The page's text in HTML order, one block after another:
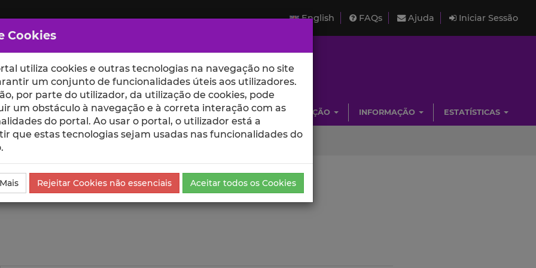
English FAQs Ajuda Iniciar Sessão
ESCOLAS UNIDADES INVESTIGAÇÃO INFORMAÇÃO ESTATÍSTICAS
Visualizações
Cookies
utiliza cookies e outras tecnologias na navegação no site
um conjunto de funcionalidades úteis aos utilizadores.
por parte do utilizador, da utilização de cookies, pode
um obstáculo à navegação e à correta interação com as
do portal. Ao usar o portal, o utilizador está a
que estas tecnologias sejam usadas nas funcionalidades do
Rejeitar Cookies não essenciais Aceitar todos os Cookies